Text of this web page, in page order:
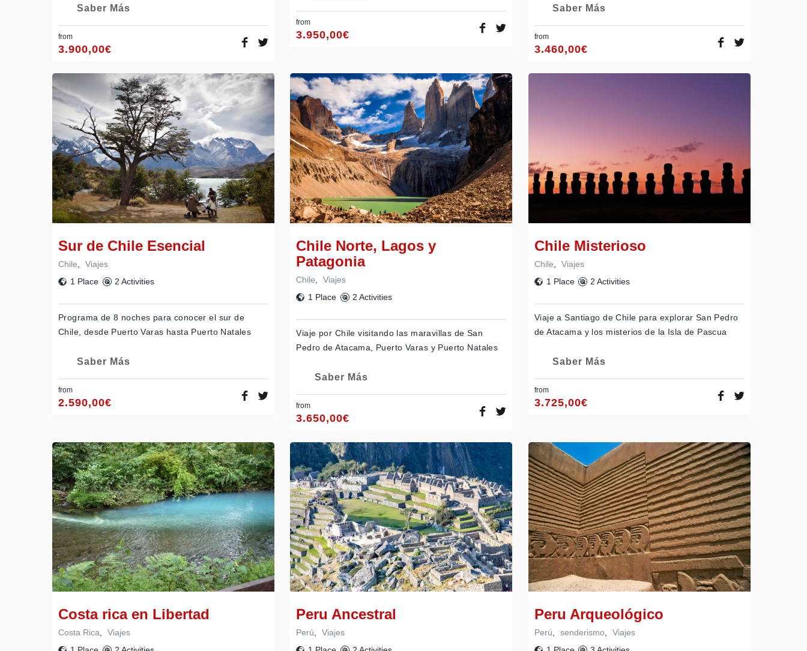
Saber Más
from
3.900,00€
from
3.950,00€
Saber Más
from
3.460,00€
Sur de Chile Esencial
Chile
Viajes
1 Place
2 Activities
Programa de 8 noches para conocer el sur de
Chile, desde Puerto Varas hasta Puerto Natales
Saber Más
from
2.590,00€
Chile Norte, Lagos y
Patagonia
Chile
Viajes
1 Place
2 Activities
Viaje por Chile visitando las maravillas de San
Pedro de Atacama, Puerto Varas y Puerto Natales
Saber Más
from
3.650,00€
Chile Misterioso
Chile
Viajes
1 Place
2 Activities
Viaje a Santiago de Chile para explorar San Pedro
de Atacama y los misterios de la Isla de Pascua
Saber Más
from
3.725,00€
Costa rica en Libertad
Costa Rica
Viajes
Peru Ancestral
Perú
Viajes
Peru Arqueológico
Perú senderismo
Viajes